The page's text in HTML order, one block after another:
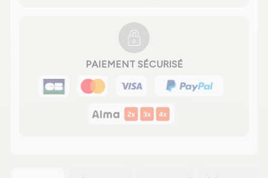
PAIEMENT SÉCURISÉ